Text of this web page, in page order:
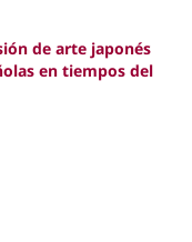
de arte japonés
en tiempos del